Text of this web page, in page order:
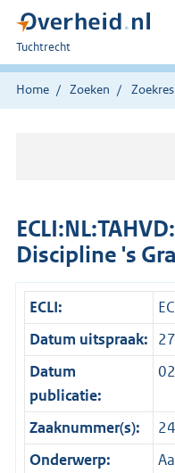
U
bent
hier:
Tuchtrecht
Home Zoeken
Discipline 's
ECLI:
Datum uitspraak:
Datum
publicatie:
Zaaknummer(s):
Onderwerp: